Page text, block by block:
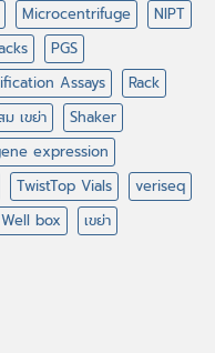
Microcentrifuge
NIPT
PGS
Assays
Rack
เขย่า
Shaker
expression
TwistTop Vials
veriseq
Well box
เขย่า